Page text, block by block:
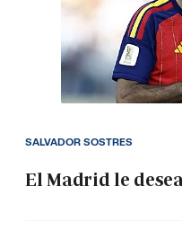
El Madrid le
SALVADOR SOSTRES